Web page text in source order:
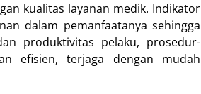
kualitas layanan medik. Indikator
dalam pemanfaatanya sehingga
produktivitas pelaku, prosedur-
efisien, terjaga dengan mudah